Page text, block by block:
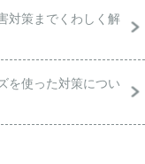
対策までくわしく解
を使った対策につい